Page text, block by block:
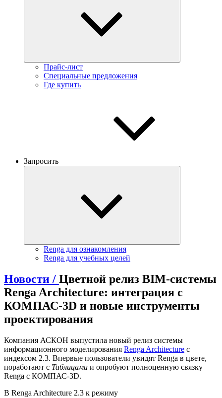
Прайс-лист
Специальные предложения
Где купить
Запросить
Renga для ознакомления
Renga для учебных целей
Новости / Цветной релиз BIM-системы
Renga Architecture: интеграция с
КОМПАС-3D и новые инструменты
проектирования
Компания АСКОН выпустила новый релиз системы
информационного моделирования Renga Architecture с
индексом 2.3. Впервые пользователи увидят Renga в цвете,
поработают с Таблицами и опробуют полноценную связку
Renga с КОМПАС-3D.
В Renga Architecture 2.3 к режиму